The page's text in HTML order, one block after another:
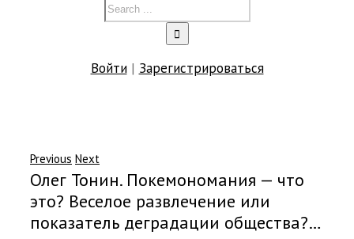
Войти| Зарегистрироваться
Previous Next
Олег Тонин. Покемономания — что
это? Веселое развлечение или
показатель деградации общества?…